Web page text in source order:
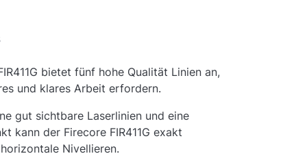
bietet fünf hohe Qualität Linien an,
und klares Arbeit erfordern.
gut sichtbare Laserlinien und eine
kann der Firecore FIR411G exakt
Nivellieren.